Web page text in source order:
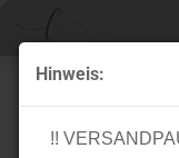
Hinweis:
!!
Tabby Canvas mit